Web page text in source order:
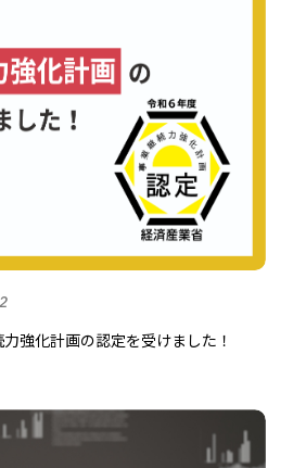
力強化計画の認定を受けました！